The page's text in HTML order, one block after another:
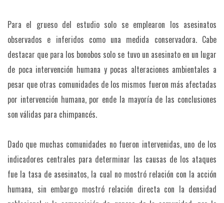
Para el grueso del estudio solo se emplearon los asesinatos
observados e inferidos como una medida conservadora. Cabe
destacar que para los bonobos solo se tuvo un asesinato en un lugar
de poca intervención humana y pocas alteraciones ambientales a
pesar que otras comunidades de los mismos fueron más afectadas
por intervención humana, por ende la mayoría de las conclusiones
son válidas para chimpancés.
Dado que muchas comunidades no fueron intervenidas, uno de los
indicadores centrales para determinar las causas de los ataques
fue la tasa de asesinatos, la cual no mostró relación con la acción
humana, sin embargo mostró relación directa con la densidad